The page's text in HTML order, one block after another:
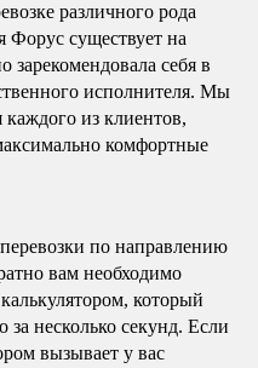
различного рода
Форус существует на
себя в
исполнителя. Мы
из клиентов,
комфортные
по направлению
вам необходимо
который
за несколько секунд. Если
вызывает у вас